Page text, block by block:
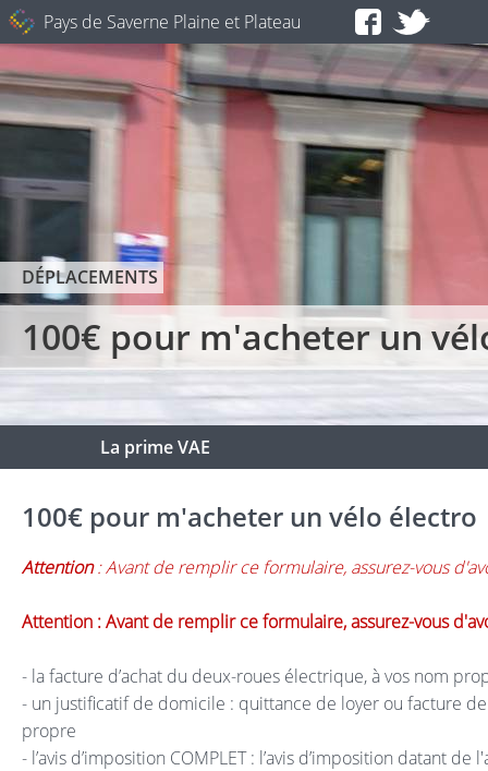
Pays de Saverne Plaine et Plateau
DÉPLACEMENTS
100€ pour m'acheter un
La prime VAE
100€ pour m'acheter un vélo électro
Attention: Avant de remplir ce formulaire, assurez-vous
Attention : Avant de remplir ce formulaire, assurez-vous
- la facture d’achat du deux-roues électrique, à vos nom
- un justificatif de domicile : quittance de loyer ou facture
propre
- l’avis d’imposition COMPLET : l’avis d’imposition datant